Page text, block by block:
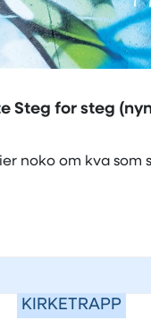
Steg for steg
noko om kva som
KIRKETRAPP